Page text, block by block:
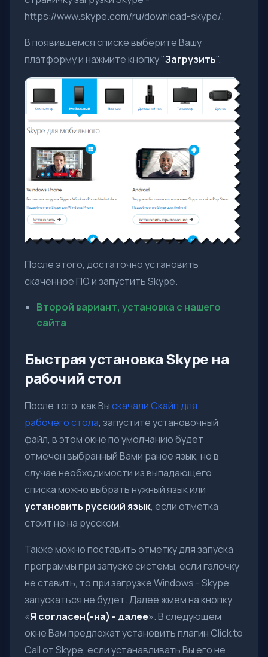
https://www.skype.com/ru/download-skype/.
В появившемся списке выберите Вашу
платформу и нажмите кнопку "Загрузить".
После этого, достаточно установить
скаченное ПО и запустить Skype.
Второй вариант, установка с нашего
сайта
Быстрая установка Skype на
рабочий стол
После того, как Выскачали Скайп для
рабочего стола, запустите установочный
файл, в этом окне по умолчанию будет
отмечен выбранный Вами ранее язык, но в
случае необходимости из выпадающего
списка можно выбрать нужный язык или
установить русский язык, если отметка
стоит не на русском.
Также можно поставить отметку для запуска
программы при запуске системы, если галочку
не ставить, то при загрузке Windows - Skype
запускаться не будет. Далее жмем на кнопку
«Я согласен(-на) - далее». В следующем
окне Вам предложат установить плагин Click to
Call от Skype, если устанавливать Вы его не